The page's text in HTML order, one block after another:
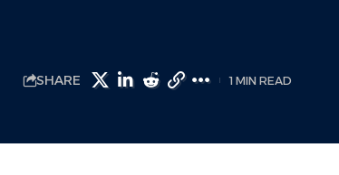
SHARE 1 MIN READ